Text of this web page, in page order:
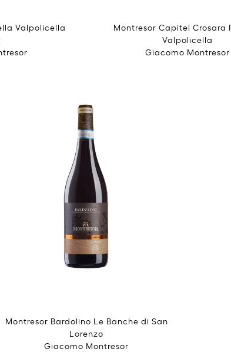
Valpolicella
Montresor Capitel Crosara
Valpolicella
Giacomo Montresor
Montresor Bardolino Le Banche di San
Lorenzo
Giacomo Montresor